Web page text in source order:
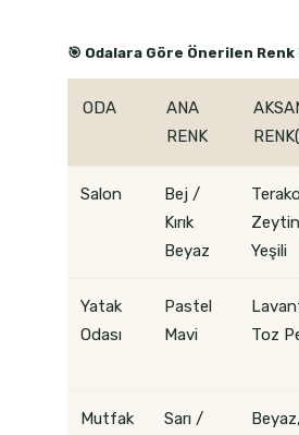
🎯 Odalara Göre Önerilen
ODA
ANA
RENK
Salon
Bej /
Kırık
Beyaz
Zeytin
Yeşili
Yatak
Odası
Pastel
Mavi
Toz
Mutfak
Sarı /